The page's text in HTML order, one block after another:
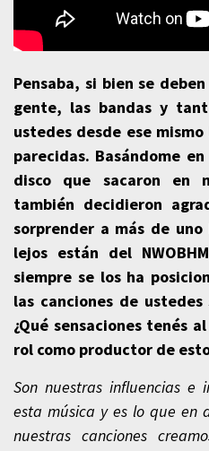
Pensaba, si bien se
gente, las bandas y
ustedes desde ese
parecidas. Basándome
disco que sacaron en
también decidieron
sorprender a más de
lejos están del
siempre se los ha
las canciones de
¿Qué sensaciones tenés
rol como productor de
Son nuestras influencias e
esta música y es lo que en
nuestras canciones